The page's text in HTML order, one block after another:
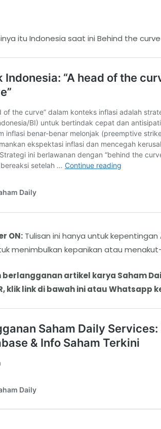
itu Indonesia saat ini Behind the curve
ON:Tulisan ini hanya untuk
menimbulkan kepanikan atau
berlangganan artikel karya Saham
klik link di bawah ini atau Whatsapp